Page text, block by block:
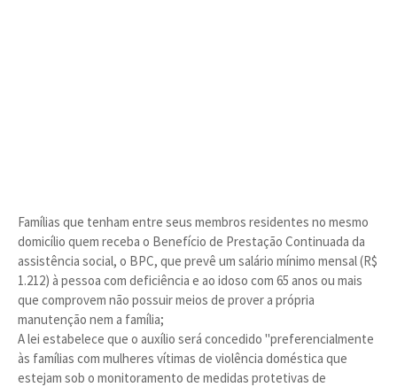
Famílias que tenham entre seus membros residentes no mesmo
domicílio quem receba o Benefício de Prestação Continuada da
assistência social, o BPC, que prevê um salário mínimo mensal (R$
1.212) à pessoa com deficiência e ao idoso com 65 anos ou mais
que comprovem não possuir meios de prover a própria
manutenção nem a família;
A lei estabelece que o auxílio será concedido "preferencialmente
às famílias com mulheres vítimas de violência doméstica que
estejam sob o monitoramento de medidas protetivas de